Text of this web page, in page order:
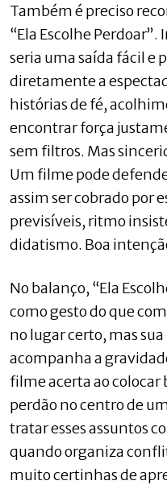
Também é preciso
“Ela Escolhe
seria uma saída fácil e
diretamente a
histórias de fé,
encontrar força
sem filtros. Mas
Um filme pode
assim ser cobrado por
previsíveis, ritmo
didatismo. Boa
No balanço, “Ela
como gesto do que
no lugar certo, mas
acompanha a
filme acerta ao
perdão no centro de
tratar esses assuntos
quando organiza
muito certinhas de